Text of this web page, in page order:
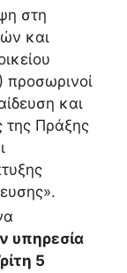
στη
και
προσωρινοί
και
της Πράξης
υπηρεσία
5